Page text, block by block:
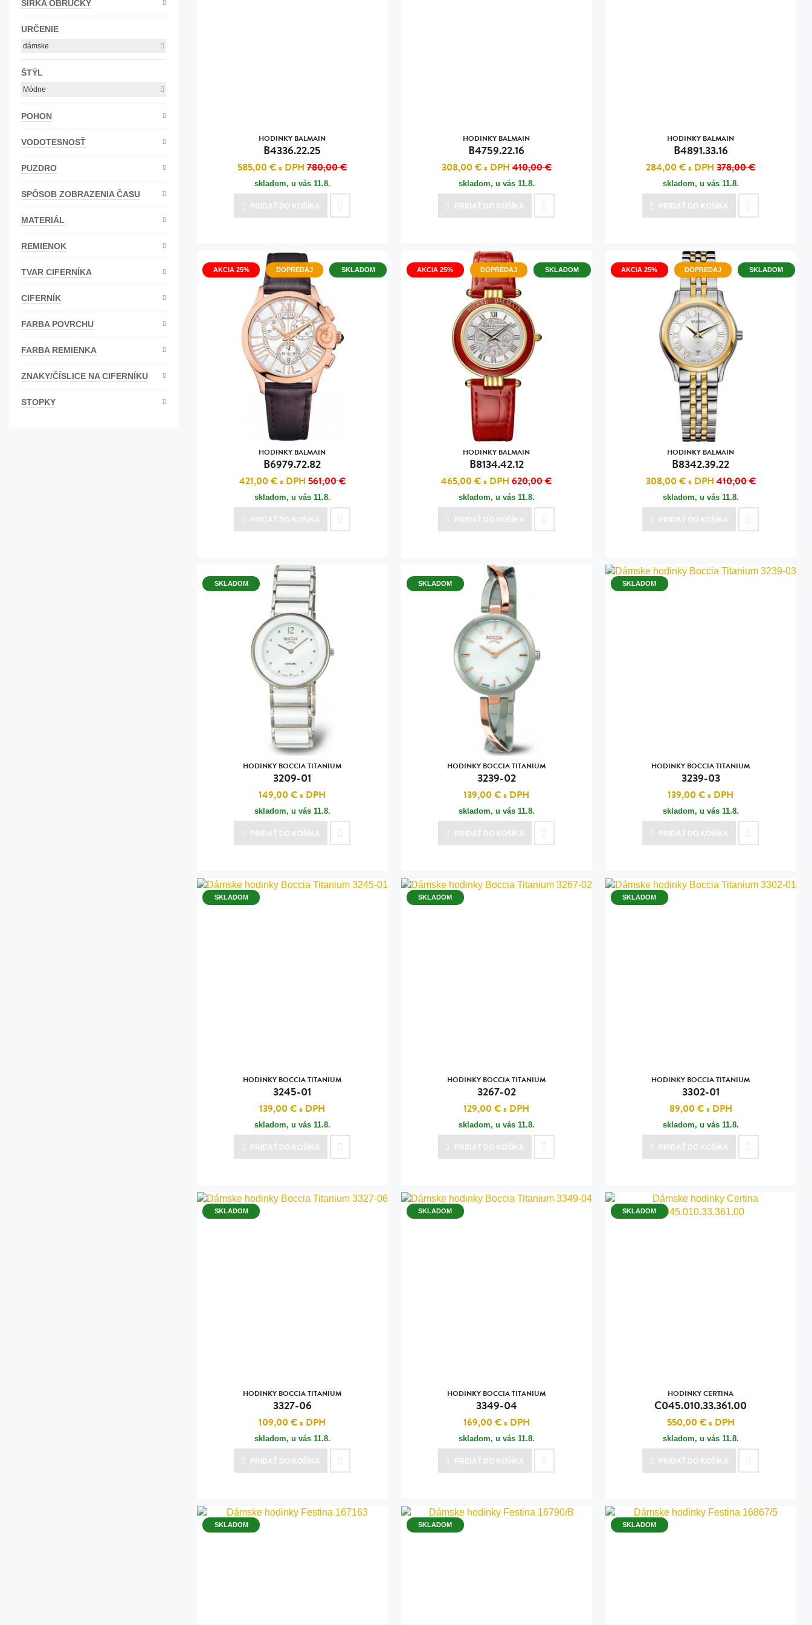
ŠÍRKA OBRÚČKY
URČENIE
dámske
ŠTÝL
Módne
POHON
VODOTESNOSŤ
PUZDRO
SPÔSOB ZOBRAZENIA ČASU
MATERIÁL
REMIENOK
TVAR CIFERNÍKA
CIFERNÍK
FARBA POVRCHU
FARBA REMIENKA
ZNAKY/ČÍSLICE NA CIFERNÍKU
STOPKY
HODINKY BALMAIN
B4336.22.25
585,00 €s DPH 780,00 €
skladom, u vás 11.8.
PRIDAŤ DO KOŠÍKA
HODINKY BALMAIN
B4759.22.16
308,00 €s DPH 410,00 €
skladom, u vás 11.8.
PRIDAŤ DO KOŠÍKA
HODINKY BALMAIN
B4891.33.16
284,00 €s DPH 378,00 €
skladom, u vás 11.8.
PRIDAŤ DO KOŠÍKA
AKCIA 25% DOPREDAJ SKLADOM
HODINKY BALMAIN
B6979.72.82
421,00 €s DPH 561,00 €
skladom, u vás 11.8.
PRIDAŤ DO KOŠÍKA
AKCIA 25% DOPREDAJ SKLADOM
HODINKY BALMAIN
B8134.42.12
465,00 €s DPH 620,00 €
skladom, u vás 11.8.
PRIDAŤ DO KOŠÍKA
AKCIA 25% DOPREDAJ SKLADOM
HODINKY BALMAIN
B8342.39.22
308,00 €s DPH 410,00 €
skladom, u vás 11.8.
PRIDAŤ DO KOŠÍKA
SKLADOM
HODINKY BOCCIA TITANIUM
3209-01
149,00 €s DPH
skladom, u vás 11.8.
PRIDAŤ DO KOŠÍKA
SKLADOM
HODINKY BOCCIA TITANIUM
3239-02
139,00 €s DPH
skladom, u vás 11.8.
PRIDAŤ DO KOŠÍKA
SKLADOM
HODINKY BOCCIA TITANIUM
3239-03
139,00 €s DPH
skladom, u vás 11.8.
PRIDAŤ DO KOŠÍKA
SKLADOM
HODINKY BOCCIA TITANIUM
3245-01
139,00 €s DPH
skladom, u vás 11.8.
PRIDAŤ DO KOŠÍKA
SKLADOM
HODINKY BOCCIA TITANIUM
3267-02
129,00 €s DPH
skladom, u vás 11.8.
PRIDAŤ DO KOŠÍKA
SKLADOM
HODINKY BOCCIA TITANIUM
3302-01
89,00 €s DPH
skladom, u vás 11.8.
PRIDAŤ DO KOŠÍKA
SKLADOM
HODINKY BOCCIA TITANIUM
3327-06
109,00 €s DPH
skladom, u vás 11.8.
PRIDAŤ DO KOŠÍKA
SKLADOM
HODINKY BOCCIA TITANIUM
3349-04
169,00 €s DPH
skladom, u vás 11.8.
PRIDAŤ DO KOŠÍKA
SKLADOM
HODINKY CERTINA
C045.010.33.361.00
550,00 €s DPH
skladom, u vás 11.8.
PRIDAŤ DO KOŠÍKA
SKLADOM SKLADOM SKLADOM